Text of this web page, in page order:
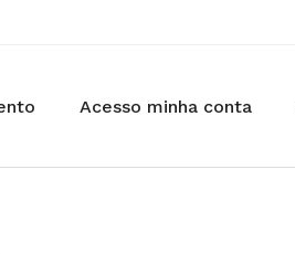
Acesso minha conta